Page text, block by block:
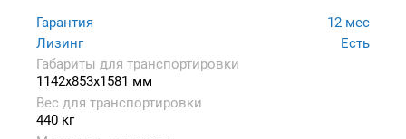
Гарантия
12 мес
Лизинг
Есть
Габариты для транспортировки
1142x853x1581 мм
Вес для транспортировки
440 кг